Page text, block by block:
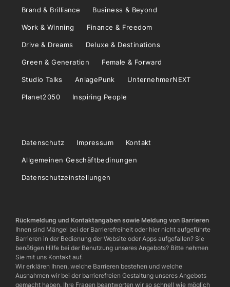
Brand & Brilliance Business & Beyond
Work & Winning Finance & Freedom
Drive & Dreams Deluxe & Destinations
Green & Generation Female & Forward
Studio Talks AnlagePunk UnternehmerNEXT
Planet2050 Inspiring People
Datenschutz Impressum Kontakt
Allgemeinen Geschäftbedinungen
Datenschutzeinstellungen
Rückmeldung und Kontaktangaben sowie Meldung von Barrieren
Ihnen sind Mängel bei der Barrierefreiheit oder hier nicht aufgeführte
Barrieren in der Bedienung der Website oder Apps aufgefallen? Sie
benötigen Hilfe bei der Benutzung unseres Angebots? Bitte nehmen
Sie mit uns Kontakt auf.
Wir erklären Ihnen, welche Barrieren bestehen und welche
Ausnahmen wir bei der barrierefreien Gestaltung unseres Angebots
gemacht haben. Ihre Fragen beantworten wir so schnell wie möglich